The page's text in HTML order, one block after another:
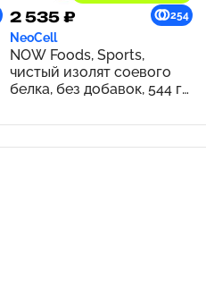
2 535 ₽ 254
NeoCell
NOW Foods, Sports,
чистый изолят соевого
белка, без добавок, 544 г